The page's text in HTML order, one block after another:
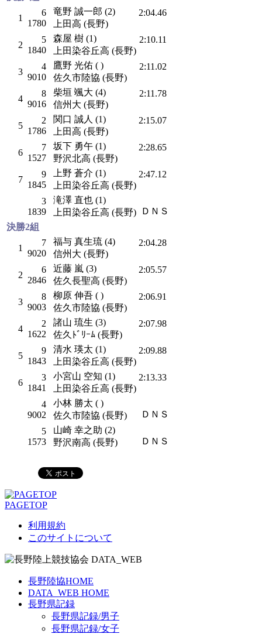
1
6
1780
竜野 誠一郎 (2)
上田高 (長野)
2:04.46
2
5
1840
森屋 樹 (1)
上田染谷丘高 (長野)
2:10.11
3
4
9010
鷹野 光佑 ( )
佐久市陸協 (長野)
2:11.02
4
8
9016
柴垣 颯大 (4)
信州大 (長野)
2:11.78
5
2
1786
関口 誠人 (1)
上田高 (長野)
2:15.07
6
7
1527
坂下 勇午 (1)
野沢北高 (長野)
2:28.65
7
9
1845
上野 蒼介 (1)
上田染谷丘高 (長野)
2:47.12
3
1839
滝澤 直也 (1)
上田染谷丘高 (長野)
ＤＮＳ
決勝2組
1
7
9020
福与 真生琉 (4)
信州大 (長野)
2:04.28
2
6
2846
近藤 嵐 (3)
佐久長聖高 (長野)
2:05.57
3
8
9003
柳原 伸吾 ( )
佐久市陸協 (長野)
2:06.91
4
2
1622
諸山 琉生 (3)
佐久ﾄﾞﾘｰﾑ (長野)
2:07.98
5
9
1843
清水 瑛太 (1)
上田染谷丘高 (長野)
2:09.88
6
3
1841
小宮山 空知 (1)
上田染谷丘高 (長野)
2:13.33
4
9002
小林 勝太 ( )
佐久市陸協 (長野)
ＤＮＳ
5
1573
山崎 幸之助 (2)
野沢南高 (長野)
ＤＮＳ
PAGETOP
利用規約
このサイトについて
長野陸協HOME
DATA_WEB HOME
長野県記録
長野県記録/男子
長野県記録/女子